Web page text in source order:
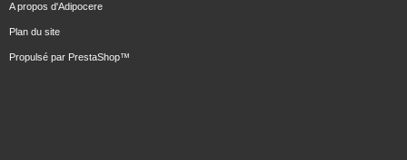
A propos d'Adipocere
Plan du site
Propulsé par PrestaShop™